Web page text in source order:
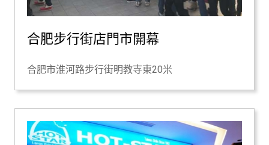
合肥步行街店門市開幕
合肥市淮河路步行街明教寺東20米